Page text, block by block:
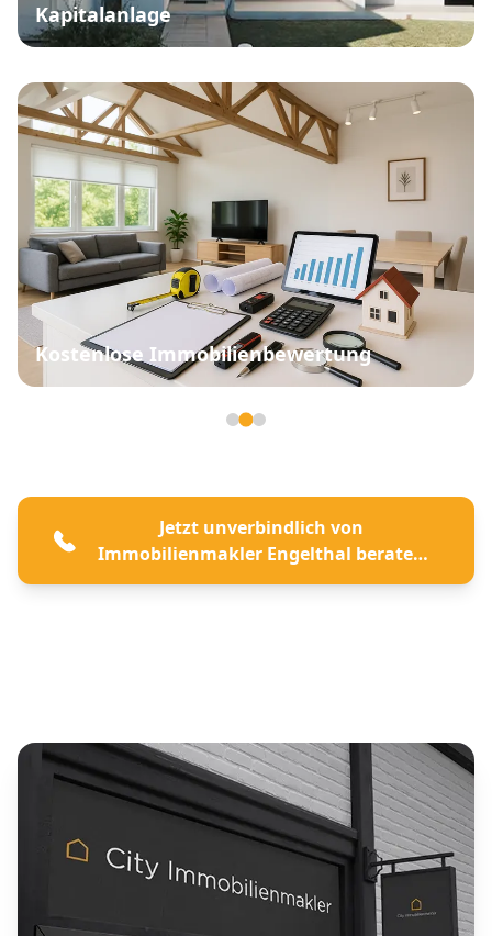
Kapitalanlage
Kostenlose Immobilienbewertung
Jetzt unverbindlich von
Immobilienmakler Engelthal beraten
lassen